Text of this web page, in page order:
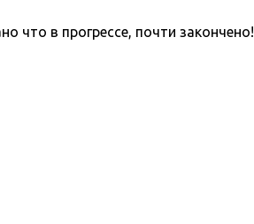
что в прогрессе, почти закончено!